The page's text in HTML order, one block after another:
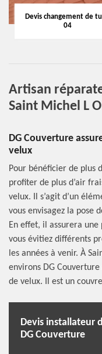
Devis changement de
04
Artisan
Saint Michel L
DG Couverture
velux
Pour bénéficier de plus
profiter de plus d’air
velux. Il s’agit d’un
vous envisagez la pose
En effet, il assurera une
vous évitiez différents
les années à venir. À
environs DG
de velux. Il est un
Devis installateur
DG Couverture